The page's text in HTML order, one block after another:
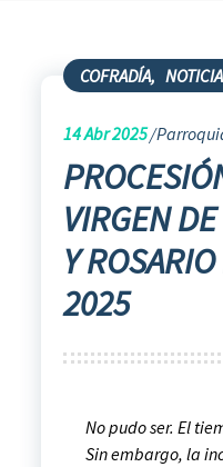
COFRADÍA,
14Abr 2025
VIRGEN
Y
2025
No pudo ser. El
Sin embargo, la